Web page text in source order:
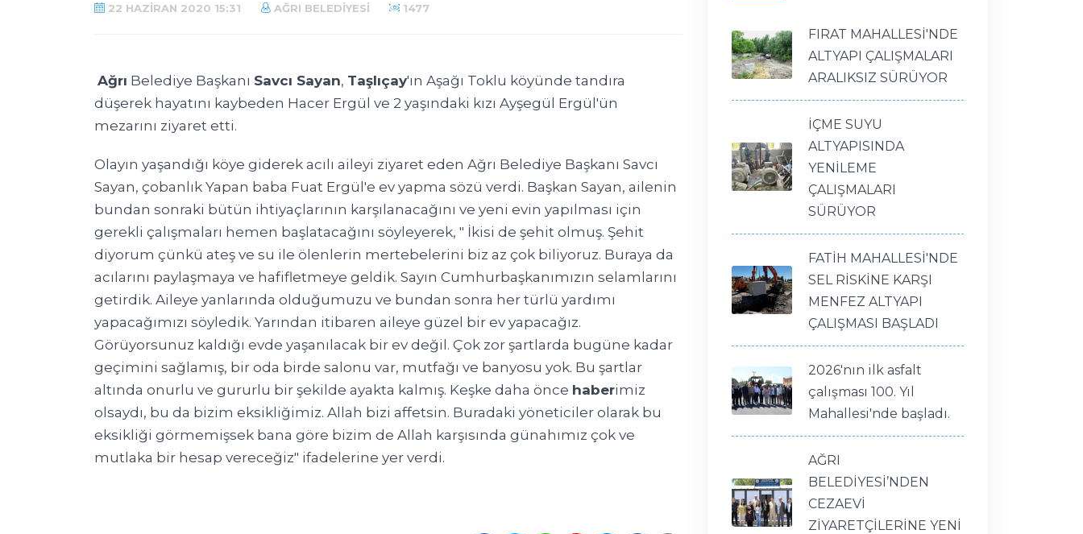
22 HAZIRAN 2020 15:31 AĞRI BELEDIYESI 1477
Ağrı Belediye Başkanı Savcı Sayan, Taşlıçay'ın Aşağı Toklu köyünde tandıra
düşerek hayatını kaybeden Hacer Ergül ve 2 yaşındaki kızı Ayşegül Ergül'ün
mezarını ziyaret etti.
Olayın yaşandığı köye giderek acılı aileyi ziyaret eden Ağrı Belediye Başkanı Savcı
Sayan, çobanlık Yapan baba Fuat Ergül'e ev yapma sözü verdi. Başkan Sayan, ailenin
bundan sonraki bütün ihtiyaçlarının karşılanacağını ve yeni evin yapılması için
gerekli çalışmaları hemen başlatacağını söyleyerek, " İkisi de şehit olmuş. Şehit
diyorum çünkü ateş ve su ile ölenlerin mertebelerini biz az çok biliyoruz. Buraya da
acılarını paylaşmaya ve hafifletmeye geldik. Sayın Cumhurbaşkanımızın selamlarını
getirdik. Aileye yanlarında olduğumuzu ve bundan sonra her türlü yardımı
yapacağımızı söyledik. Yarından itibaren aileye güzel bir ev yapacağız.
Görüyorsunuz kaldığı evde yaşanılacak bir ev değil. Çok zor şartlarda bugüne kadar
geçimini sağlamış, bir oda birde salonu var, mutfağı ve banyosu yok. Bu şartlar
altında onurlu ve gururlu bir şekilde ayakta kalmış. Keşke daha önce haberimiz
olsaydı, bu da bizim eksikliğimiz. Allah bizi affetsin. Buradaki yöneticiler olarak bu
eksikliği görmemişsek bana göre bizim de Allah karşısında günahımız çok ve
mutlaka bir hesap vereceğiz" ifadelerine yer verdi.
FIRAT MAHALLESİ'NDE
ALTYAPI ÇALIŞMALARI
ARALIKSIZ SÜRÜYOR
İÇME SUYU
ALTYAPISINDA
YENİLEME
ÇALIŞMALARI
SÜRÜYOR
FATİH MAHALLESİ'NDE
SEL RİSKİNE KARŞI
MENFEZ ALTYAPI
ÇALIŞMASI BAŞLADI
2026'nın ilk asfalt
çalışması 100. Yıl
Mahallesi'nde başladı.
AĞRI
BELEDİYESİ’NDEN
CEZAEVİ
ZİYARETÇİLERİNE YENİ